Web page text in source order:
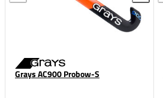
Grays AC900 Probow-S